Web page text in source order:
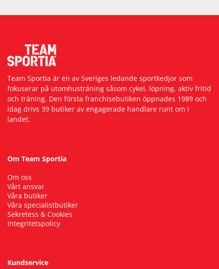
Team Sportia är en av Sveriges ledande sportkedjor som
fokuserar på utomhusträning såsom cykel, löpning, aktiv fritid
och träning. Den första franchisebutiken öppnades 1989 och
idag drivs 39 butiker av engagerade handlare runt om i
landet.
Om Team Sportia
Om oss
Vårt ansvar
Våra butiker
Våra specialistbutiker
Sekretess & Cookies
Integritetspolicy
Kundservice